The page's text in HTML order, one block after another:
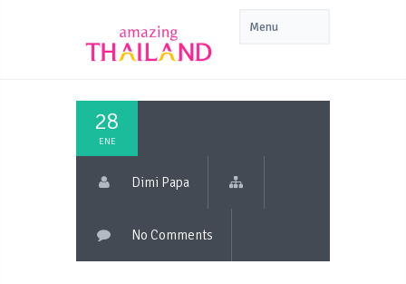
28
ENE
Dimi Papa
No Comments